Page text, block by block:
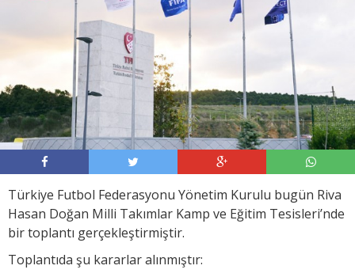
Türkiye Futbol Federasyonu Yönetim Kurulu bugün Riva
Hasan Doğan Milli Takımlar Kamp ve Eğitim Tesisleri’nde
bir toplantı gerçekleştirmiştir.
Toplantıda şu kararlar alınmıştır: